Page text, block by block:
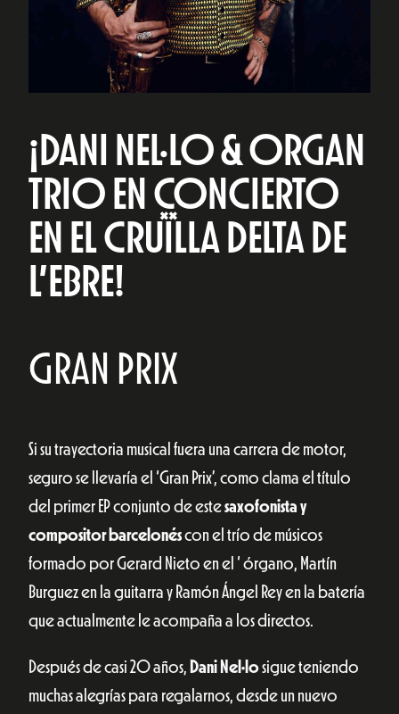
¡DANI NEL·LO & ORGAN
TRIO EN CONCIERTO
EN EL CRUÏLLA DELTA DE
L’EBRE!
GRAN PRIX
Si su trayectoria musical fuera una carrera de motor,
seguro se llevaría el ‘Gran Prix’, como clama el título
del primer EP conjunto de estesaxofonista y
compositor barcelonéscon el trío de músicos
formado por Gerard Nieto en el ‘ órgano, Martín
Burguez en la guitarra y Ramón Ángel Rey en la batería
que actualmente le acompaña a los directos.
Después de casi 20 años, Dani Nel·losigue teniendo
muchas alegrías para regalarnos, desde un nuevo